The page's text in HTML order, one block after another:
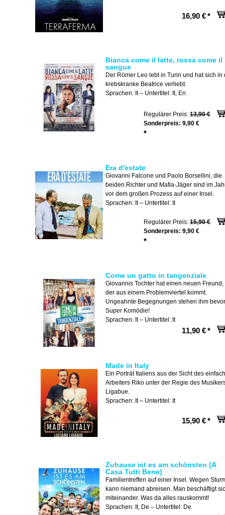
16,90 €*
Bianca come il latte, rossa come il
sangue
Der Römer Leo lebt in Turin und hat sich in
krebskranke Beatrice verliebt.
Sprachen: It – Untertitel: It, En
Regulärer Preis: 13,90 €
Sonderpreis: 9,90 €
*
Era d'estate
Giovanni Falcone und Paolo Borsellini, die
beiden Richter und Mafia-Jäger sind im
vor dem großen Prozess auf einer Insel.
Sprachen: It – Untertitel: It
Regulärer Preis: 15,90 €
Sonderpreis: 9,90 €
*
Come un gatto in tangenziale
Giovannis Tochter hat einen neuen Freund,
der aus einem Problemviertel kommt.
Ungeahnte Begegnungen stehen ihm
Super Komödie!
Sprachen: It – Untertitel: It
11,90 €*
Made in Italy
Ein Porträt Italiens aus der Sicht des
Arbeiters Riko unter der Regie des
Ligabue.
Sprachen: It – Untertitel: It
15,90 €*
Zuhause ist es am schönsten (A
Casa Tutti Bene)
Familientreffen auf einer Insel. Wegen
kann niemand abreisen. Man beschäftigt
miteinander. Was da alles rauskommt!
Sprachen: It, De – Untertitel: De